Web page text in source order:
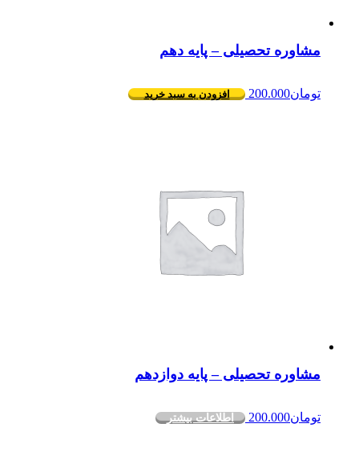
مشاوره تحصیلی – پایه دهم
تومان200.000 افزودن به سبد خرید
مشاوره تحصیلی – پایه دوازدهم
تومان200.000 اطلاعات بیشتر